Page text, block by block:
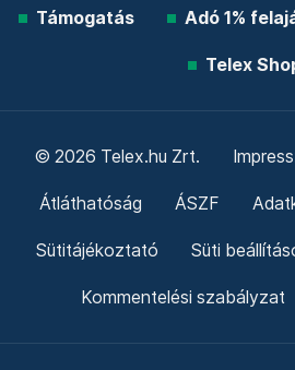
Támogatás Adó 1%
Telex
© 2026 Telex.hu Zrt.
Átláthatóság ÁSZF
Sütitájékoztató Süti
Kommentelési szabályzat